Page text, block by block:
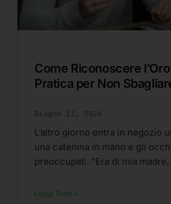
Come Riconoscere
Pratica per Non
Giugno 11, 2026
L’altro giorno entra in negozio
una catenina in mano e gli
preoccupati. “Era di mia
Leggi Tutto »